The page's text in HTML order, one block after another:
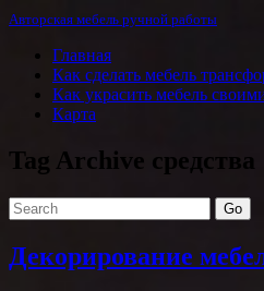
Авторская мебель ручной работы
Главная
Как сделать мебель
Как украсить мебель
Карта
Tag Archive средства
Go
Декорирование